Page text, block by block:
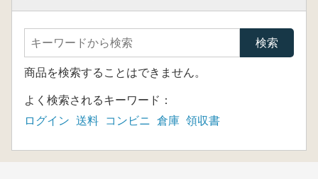
商品を検索することはできません。
よく検索されるキーワード：
ログイン 送料 コンビニ 倉庫 領収書